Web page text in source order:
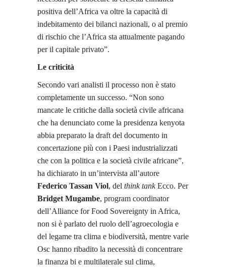
positiva dell’Africa va oltre la capacità di
indebitamento dei bilanci nazionali, o al premio
di rischio che l’Africa sta attualmente pagando
per il capitale privato”.
Le criticità
Secondo vari analisti il processo non è stato
completamente un successo. “Non sono
mancate le critiche dalla società civile africana
che ha denunciato come la presidenza kenyota
abbia preparato la draft del documento in
concertazione più con i Paesi industrializzati
che con la politica e la società civile africane”,
ha dichiarato in un’intervista all’autore
Federico Tassan Viol, del think tankEcco. Per
Bridget Mugambe, program coordinator
dell’Alliance for Food Sovereignty in Africa,
non si è parlato del ruolo dell’agroecologia e
del legame tra clima e biodiversità, mentre varie
Osc hanno ribadito la necessità di concentrare
la finanza bi e multilaterale sul clima,